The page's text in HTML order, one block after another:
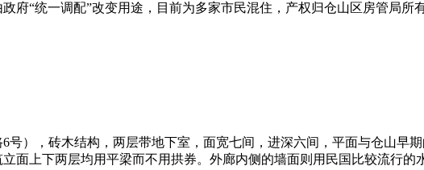
府“统一调配”改变用途，目前为多家市民混住，产权归仓山区房管局所有
号），砖木结构，两层带地下室，面宽七间，进深六间，平面与仓山早
面上下两层均用平梁而不用拱券。外廊内侧的墙面则用民国比较流行的